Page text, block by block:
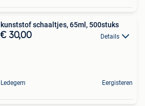
kunststof schaaltjes, 65ml, 500stuks
€ 30,00 Details
Ledegem Eergisteren